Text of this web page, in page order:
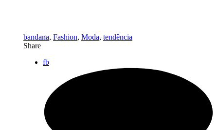
bandana, Fashion, Moda, tendência
Share
fb